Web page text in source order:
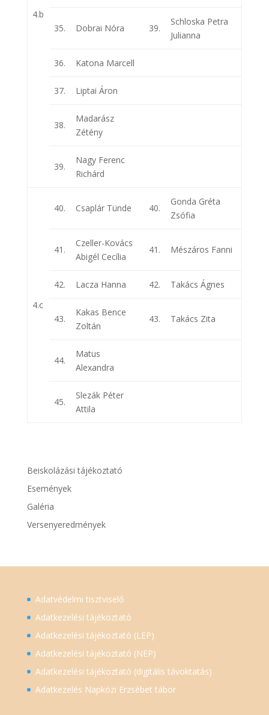
4.b
35. Dobrai Nóra 39.
Schloska Petra
Julianna
36. Katona Marcell
37. Liptai Áron
38.
Madarász
Zétény
39.
Nagy Ferenc
Richárd
4.c
40. Csaplár Tünde 40.
Gonda Gréta
Zsófia
41.
Czeller-Kovács
Abigél Cecília
41. Mészáros Fanni
42. Lacza Hanna 42. Takács Ágnes
43.
Kakas Bence
Zoltán
43. Takács Zita
44.
Matus
Alexandra
45.
Slezák Péter
Attila
Beiskolázási tájékoztató
Események
Galéria
Versenyeredmények
Adatvédelmi tisztviselő
Adatkezelési tájékoztató
Adatkezelési tájékoztató (LEP)
Adatkezelési tájékoztató (NEP)
Adatkezelési tájékoztató (digitális távoktatás)
Adatkezelés Napközi Erzsébet tábor